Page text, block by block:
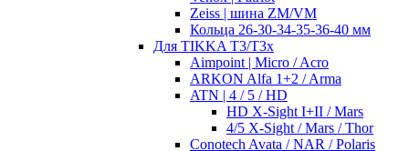
Zeiss | шина ZM/VM
Кольца 26-30-34-35-36-40 мм
Для TIKKA T3/T3x
Aimpoint | Micro / Acro
ARKON Alfa 1+2 / Arma
ATN | 4 / 5 / HD
HD X-Sight I+II / Mars
4/5 X-Sight / Mars / Thor
Conotech Avata / NAR / Polaris